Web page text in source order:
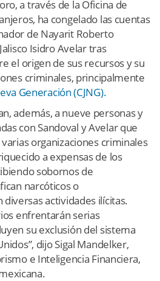
a través de la Oficina de
ha congelado las cuentas
de Nayarit Roberto
Isidro Avelar tras
el origen de sus recursos y su
criminales, principalmente
Generación (CJNG).
además, a nueve personas y
con Sandoval y Avelar que
organizaciones criminales
a expensas de los
sobornos de
narcóticos o
actividades ilícitas.
enfrentarán serias
su exclusión del sistema
dijo Sigal Mandelker,
e Inteligencia Financiera,